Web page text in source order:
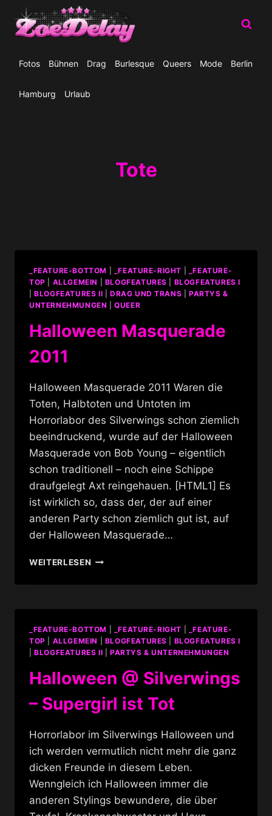
Inhalt
springen
Fotos Bühnen Drag Burlesque Queers Mode Berlin
Hamburg Urlaub
Tote
_FEATURE-BOTTOM _FEATURE-RIGHT
_FEATURE-
TOP
ALLGEMEIN BLOGFEATURES
BLOGFEATURES I
|BLOGFEATURES II DRAG UND TRANS |PARTYS &
UNTERNEHMUNGEN |QUEER
Halloween Masquerade
2011
Halloween Masquerade 2011 Waren die
Toten, Halbtoten und Untoten im
Horrorlabor des Silverwings schon ziemlich
beeindruckend, wurde auf der Halloween
Masquerade von Bob Young – eigentlich
schon traditionell – noch eine Schippe
draufgelegt Axt reingehauen. [HTML1] Es
ist wirklich so, dass der, der auf einer
anderen Party schon ziemlich gut ist, auf
der Halloween Masquerade…
WEITERLESENHALLOWEEN
2011
_FEATURE-BOTTOM _FEATURE-RIGHT
_FEATURE-
TOP
ALLGEMEIN BLOGFEATURES
BLOGFEATURES I
|BLOGFEATURES II PARTYS & UNTERNEHMUNGEN
Halloween @ Silverwings
– Supergirl ist Tot
Horrorlabor im Silverwings Halloween und
ich werden vermutlich nicht mehr die ganz
dicken Freunde in diesem Leben.
Wenngleich ich Halloween immer die
anderen Stylings bewundere, die über